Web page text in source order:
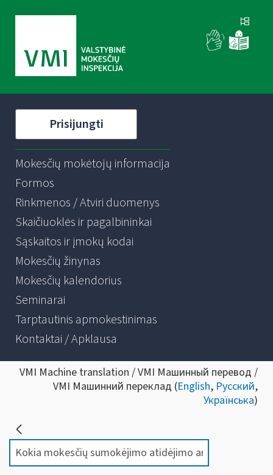
Prisijungti
Mokesčių mokėtojų informacija
Formos
Rinkmenos / Atviri duomenys
Skaičiuoklės ir pagalbininkai
Sąskaitos ir įmokų kodai
Mokesčių žinynas
Mokesčių kalendorius
Seminarai
Tarptautinis apmokestinimas
Kontaktai / Apklausa
VMI Machine translation / VMI Машинный перевод /
VMI Машинний переклад (English, Русский,
Українська)